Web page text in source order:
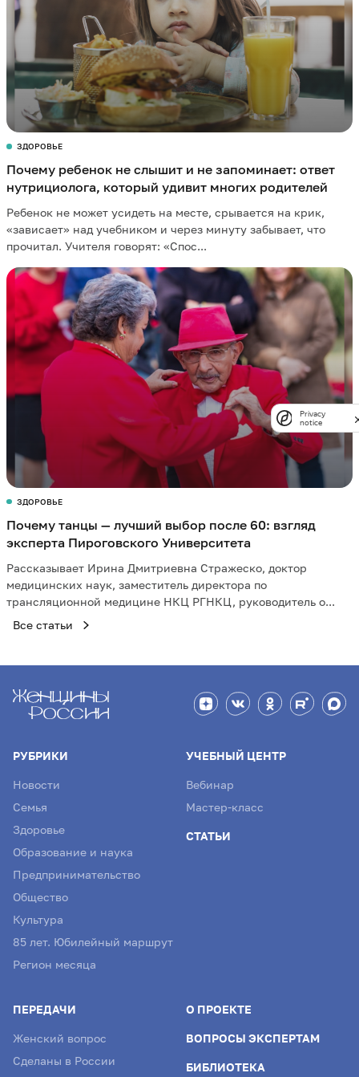
ЗДОРОВЬЕ
Почему ребенок не слышит и не запоминает: ответ
нутрициолога, который удивит многих родителей
Ребенок не может усидеть на месте, срывается на крик,
«зависает» над учебником и через минуту забывает, что
прочитал. Учителя говорят: «Спос...
ЗДОРОВЬЕ
Почему танцы — лучший выбор после 60: взгляд
эксперта Пироговского Университета
Рассказывает Ирина Дмитриевна Стражеско, доктор
медицинских наук, заместитель директора по
трансляционной медицине НКЦ РГНКЦ, руководитель о...
Все статьи
РУБРИКИ
Новости
Семья
Здоровье
Образование и наука
Предпринимательство
Общество
Культура
85 лет. Юбилейный маршрут
Регион месяца
УЧЕБНЫЙ ЦЕНТР
Вебинар
Мастер-класс
СТАТЬИ
ПЕРЕДАЧИ
Женский вопрос
Сделаны в России
О ПРОЕКТЕ
ВОПРОСЫ ЭКСПЕРТАМ
БИБЛИОТЕКА
Privacy
notice